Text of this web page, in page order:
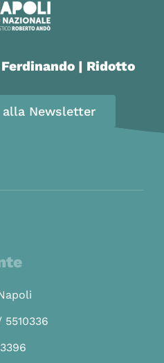
| Ridotto
Newsletter
5510336